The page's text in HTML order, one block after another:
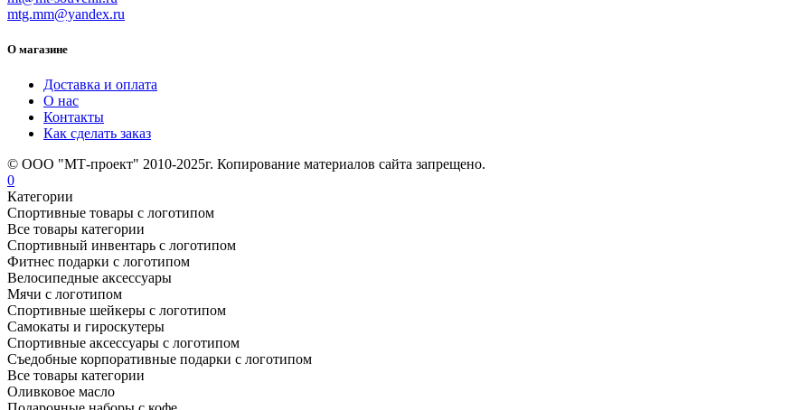
mtg.mm@yandex.ru
О магазине
Доставка и оплата
О нас
Контакты
Как сделать заказ
© ООО "МТ-проект" 2010-2025г. Копирование материалов сайта запрещено.
0
Категории
Спортивные товары с логотипом
Все товары категории
Спортивный инвентарь с логотипом
Фитнес подарки с логотипом
Велосипедные аксессуары
Мячи с логотипом
Спортивные шейкеры с логотипом
Самокаты и гироскутеры
Спортивные аксессуары с логотипом
Съедобные корпоративные подарки с логотипом
Все товары категории
Оливковое масло